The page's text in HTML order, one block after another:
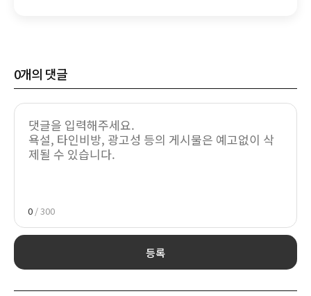
0개의 댓글
0 / 300
등록